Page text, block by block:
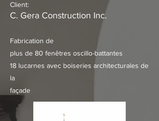
Client:
C. Gera Construction Inc.
Fabrication de
plus de 80 fenêtres oscillo-battantes
18 lucarnes avec boiseries architecturales de
la
façade